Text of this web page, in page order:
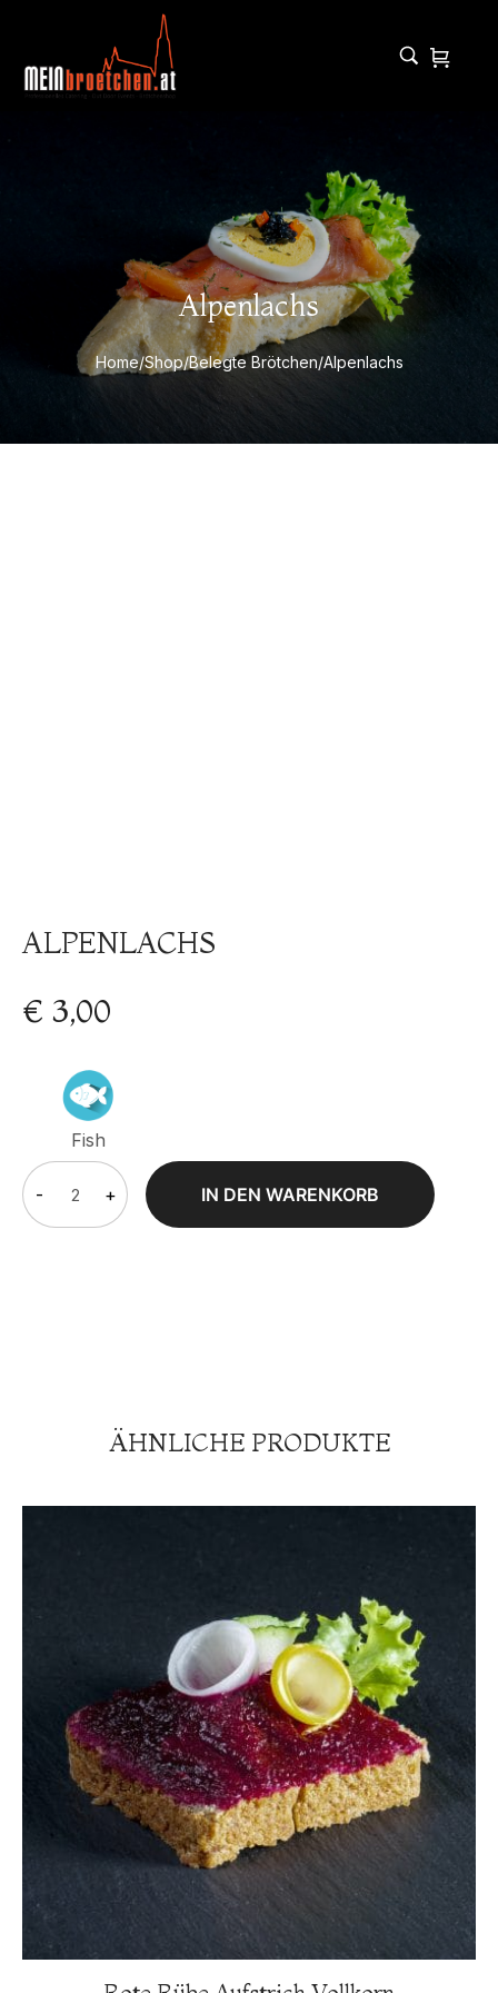
Alpenlachs
Home/Shop/Belegte Brötchen/Alpenlachs
ALPENLACHS
€ 3,00
Fish
- + IN DEN WARENKORB
ÄHNLICHE PRODUKTE